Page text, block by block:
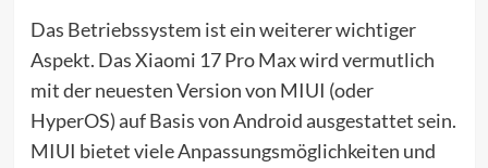
Das Betriebssystem ist ein weiterer wichtiger
Aspekt. Das Xiaomi 17 Pro Max wird vermutlich
mit der neuesten Version von MIUI (oder
HyperOS) auf Basis von Android ausgestattet sein.
MIUI bietet viele Anpassungsmöglichkeiten und